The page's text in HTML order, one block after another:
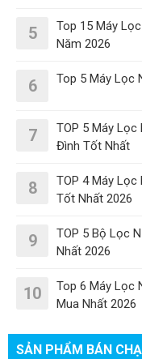
5
Top 15 Máy
Năm 2026
6 Top 5 Máy Lọc
7
TOP 5 Máy Lọc
Đình Tốt Nhất
8
TOP 4 Máy
Tốt Nhất 2026
9
TOP 5 Bộ Lọc
Nhất 2026
10
Top 6 Máy Lọc
Mua Nhất 2026
SẢN PHẨM BÁN